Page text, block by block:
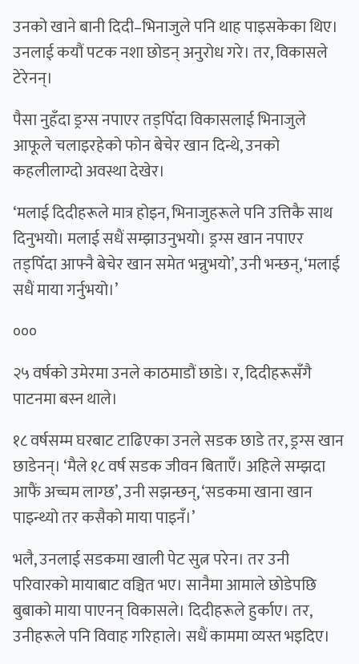
उनको खाने बानी दिदी–भिनाजुले पनि थाह पाइसकेका थिए।
उनलाई कयौं पटक नशा छोडन् अनुरोध गरे। तर, विकासले
टेरेनन्।
पैसा नुहँदा ड्रग्स नपाएर तड्पिँदा विकासलाई भिनाजुले
आफूले चलाइरहेको फोन बेचेर खान दिन्थे, उनको
कहलीलाग्दो अवस्था देखेर।
‘मलाई दिदीहरूले मात्र होइन, भिनाजुहरूले पनि उत्तिकै साथ
दिनुभयो। मलाई सधैं सम्झाउनुभयो। ड्रग्स खान नपाएर
तड्पिँदा आफ्नै बेचेर खान समेत भन्नुभयो’, उनी भन्छन्, ‘मलाई
सधैं माया गर्नुभयो।’
०००
२५ वर्षको उमेरमा उनले काठमाडौं छाडे। र, दिदीहरूसँगै
पाटनमा बस्न थाले।
१८ वर्षसम्म घरबाट टाढिएका उनले सडक छाडे तर, ड्रग्स खान
छाडेनन्। ‘मैले १८ वर्ष सडक जीवन बिताएँ। अहिले सम्झदा
आफैं अच्चम लाग्छ’, उनी सझन्छन्, ‘सडकमा खाना खान
पाइन्थ्यो तर कसैको माया पाइनँ।’
भलै, उनलाई सडकमा खाली पेट सुत्न परेन। तर उनी
परिवारको मायाबाट वञ्चित भए। सानैमा आमाले छोडेपछि
बुबाको माया पाएनन् विकासले। दिदीहरूले हुर्काए। तर,
उनीहरूले पनि विवाह गरिहाले। सधैं काममा व्यस्त भइदिए।